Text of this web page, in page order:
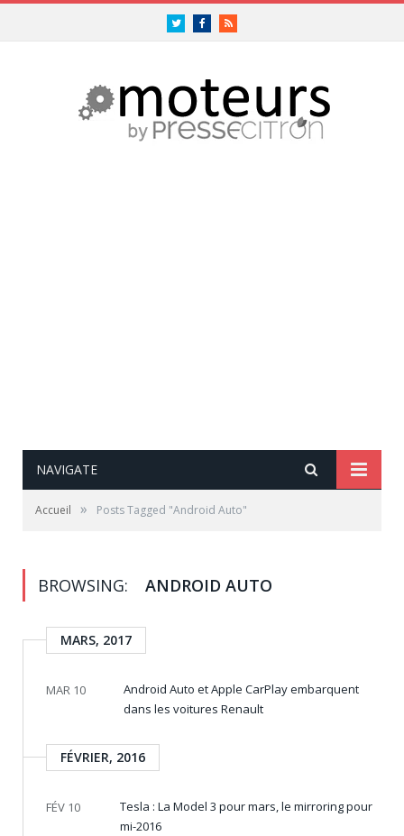
TwitterFacebookRSS
NAVIGATE
Accueil » Posts Tagged "Android Auto"
BROWSING: ANDROID AUTO
MARS, 2017
MAR 10
Android Auto et Apple CarPlay embarquent
dans les voitures Renault
FÉVRIER, 2016
FÉV 10
Tesla : La Model 3 pour mars, le mirroring pour
mi-2016